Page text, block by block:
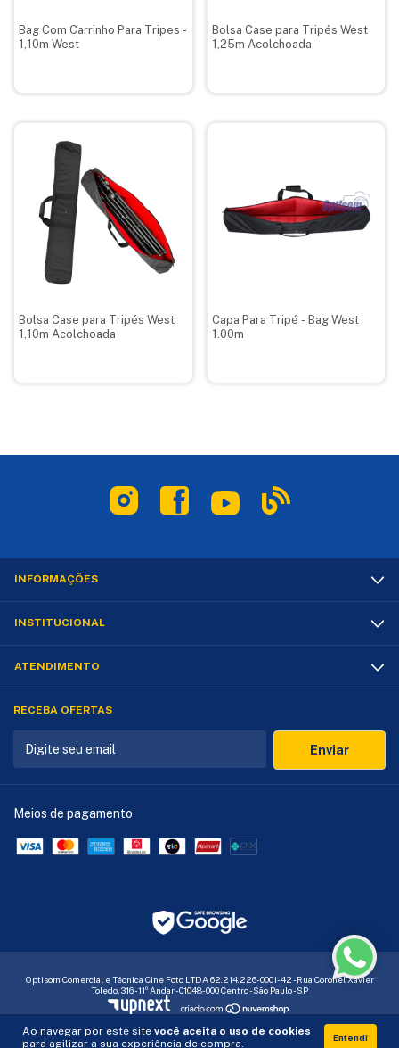
Ao navegar por este site você aceita o uso de cookies
para agilizar a sua experiência de compra.
Entendi
Bag Com Carrinho Para Tripes -
1,10m West
Bolsa Case para Tripés West
1,25m Acolchoada
Bolsa Case para Tripés West
1,10m Acolchoada
Capa Para Tripé - Bag West
1.00m
INFORMAÇÕES
INSTITUCIONAL
ATENDIMENTO
RECEBA OFERTAS
Meios de pagamento
Optisom Comercial e Técnica Cine Foto LTDA 62.214.226-0001-42 - Rua Coronel Xavier
Toledo,316 - 11º Andar - 01048-000 Centro - São Paulo - SP